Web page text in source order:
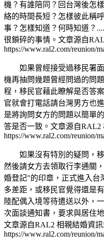
機？有誰陪同？回台灣後怎
絡的時間長短？怎樣彼此稱
事？怎樣知道？何時知道？
很鎖碎的事情。 文章源自
https://www.ral2.com/reunion/
如果曾經接受過移民署
機再抽問幾題曾經問過的問
程，移民官藉此瞭解是否答
官就會打電話請台灣男方也
是將詢問女方的問題以簡單
答是否一致。 文章源自RAL2
https://www.ral2.com/reunion/
如果沒有特別的疑問，
然後請女方去領取行李通關
婚登記"的印章，正式進入台
多差距，或移民官覺得還是
陸配偶入境等待遣送以外，
次面談通知書，要求與居住
文章源自RAL2 相親結婚資
https://www.ral2.com/reunion/